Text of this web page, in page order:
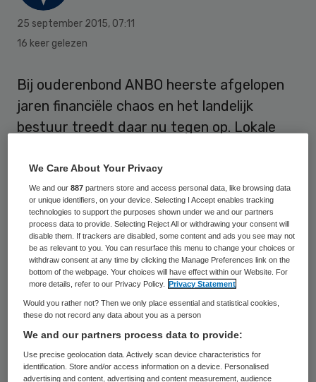
25 september 2015, 07:11
16 keer gelezen
Bij ouderenbond ANBO heerste afgelopen
jaren financiële chaos en het landelijk
bestuur treedt daar nu tegen op. Lokale
niet altijd even nauw met financiële interne
verantwoording en geld is verdwenen, zegt
directeur Liane den Haan vrijdag in een
interview met het Algemeen Dagblad. De
top van de bond heeft alle rekeningen van
lokale afdelingen geblokkeerd.
“Het liep de spuigaten uit. We troffen
onbekende verenigingen of stichtingen aan.
We kregen door dat een penningmeester
30.000 euro had weggesluisd. Nooit meer
We Care About Your Privacy
We and our887 partners store and access personal data, like browsing data
or unique identifiers, on your device. Selecting I Accept enables tracking
technologies to support the purposes shown under we and our partners
process data to provide. Selecting Reject All or withdrawing your consent will
disable them. If trackers are disabled, some content and ads you see may not
be as relevant to you. You can resurface this menu to change your choices or
withdraw consent at any time by clicking the Manage Preferences link on the
bottom of the webpage. Your choices will have effect within our Website. For
more details, refer to our Privacy Policy.
Privacy Statement
Would you rather not? Then we only place essential and statistical cookies,
these do not record any data about you as a person
We and our partners process data to provide:
Use precise geolocation data. Actively scan device characteristics for
identification. Store and/or access information on a device. Personalised
advertising and content, advertising and content measurement, audience